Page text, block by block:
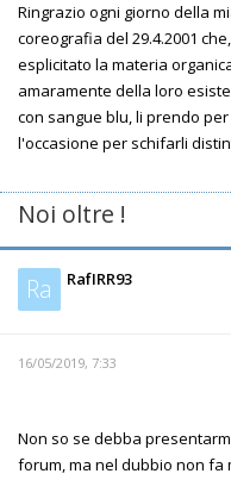
Ringrazio ogni giorno della
coreografia del 29.4.2001
esplicitato la materia
amaramente della loro
con sangue blu, li prendo
l'occasione per schifarli
Noi oltre !
Ra RafIRR93
16/05/2019, 7:33
Non so se debba
forum, ma nel dubbio non fa